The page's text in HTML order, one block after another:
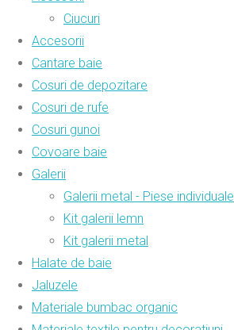
Ciucuri
Accesorii
Cantare baie
Cosuri de depozitare
Cosuri de rufe
Cosuri gunoi
Covoare baie
Galerii
Galerii metal - Piese individuale
Kit galerii lemn
Kit galerii metal
Halate de baie
Jaluzele
Materiale bumbac organic